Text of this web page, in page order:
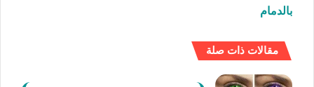
بالدمام
مقالات ذات صلة